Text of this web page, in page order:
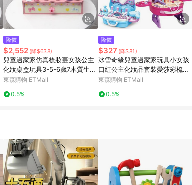
降價
$2,552 (降$638)
兒童過家家仿真梳妝臺女孩公主
化妝桌盒玩具3-5-6歲7木質生日
禮物
東森購物 ETMall
0.5%
降價
$327 (降$81)
冰雪奇緣兒童過家家玩具小女孩
口紅公主化妝品套裝愛莎彩梳妝
臺盒
東森購物 ETMall
0.5%